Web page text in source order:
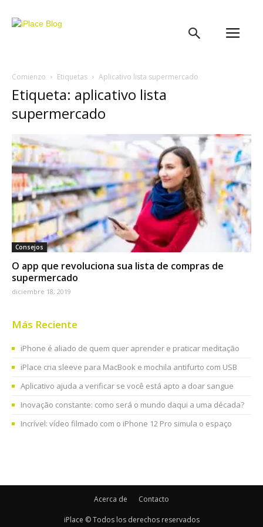
Comienzo Etiquetas Aplicativo lista supermercado
Etiqueta: aplicativo lista
supermercado
Consejos
O app que revoluciona sua lista de compras de
supermercado
diciembre 18, 2019
Más Reciente
iPhone é aliado de quem quer aprender e praticar meditação
iPlace cria sleeve para MacBook e mochila antifurto com USB
Aplicativo ajuda a verificar se você está apto a doar sangue
Inovação constante: como será o mundo daqui a uma década?
Incrível: vídeo filmado com o iPhone 12 Pro simula o espaço
Acerca de Contacto
iPlace © Todos los derechos reservados